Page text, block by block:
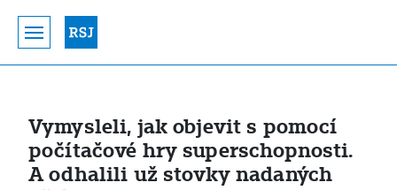
Vymysleli, jak objevit s pomocí
počítačové hry superschopnosti.
A odhalili už stovky nadaných